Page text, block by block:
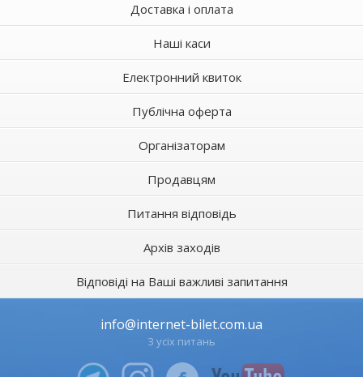
Доставка і оплата
Наші каси
Електронний квиток
Публічна оферта
Організаторам
Продавцям
Питання відповідь
Архів заходів
Відповіді на Ваші важливі запитання
info@internet-bilet.com.ua
З усіх питань